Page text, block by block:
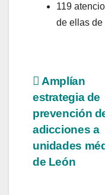
119
de ellas de
Amplían
estrategia de
prevención
adicciones a
unidades
de León